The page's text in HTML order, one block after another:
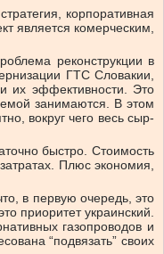
корпоративная
является комерческим,
реконструкции в
ГТС Словакии,
их эффективности. Это
занимаются. В этом
вокруг чего весь сыр-
быстро. Стоимость
Плюс экономия,
в первую очередь, это
приоритет украинский.
газопроводов и
“подвязать” своих